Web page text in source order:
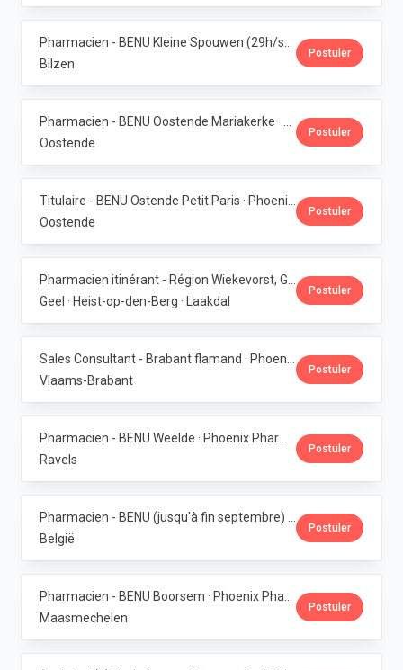
Bilzen
Postuler
Oostende
Postuler
Oostende
Postuler
Geel · Heist-op-den-Berg · Laakdal
Postuler
Vlaams-Brabant
Postuler
Ravels
Postuler
België
Postuler
Maasmechelen
Postuler